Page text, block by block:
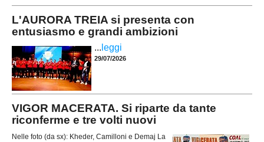
L'AURORA TREIA si presenta con
entusiasmo e grandi ambizioni
... leggi
29/07/2026
VIGOR MACERATA. Si riparte da tante
riconferme e tre volti nuovi
Nelle foto (da sx): Kheder, Camilloni e Demaj La